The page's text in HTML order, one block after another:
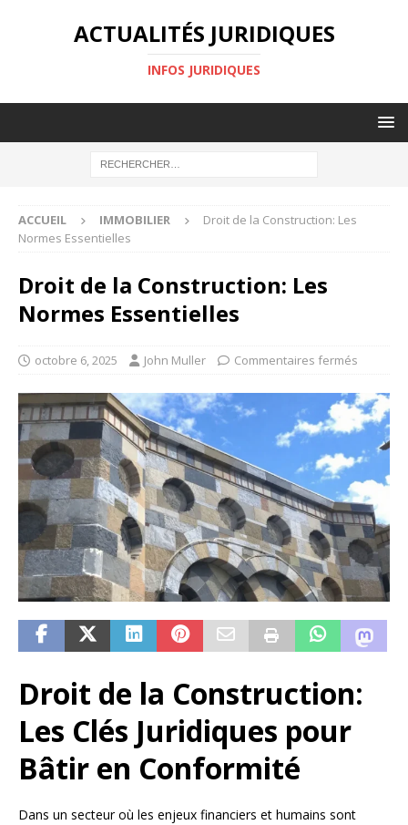
ACTUALITÉS JURIDIQUES
INFOS JURIDIQUES
ACCUEIL IMMOBILIER
Droit de la Construction: Les
Normes Essentielles
Droit de la Construction: Les
Normes Essentielles
octobre 6, 2025 John Muller Commentaires fermés
Droit de la Construction:
Les Clés Juridiques pour
Bâtir en Conformité
Dans un secteur où les enjeux financiers et humains sont